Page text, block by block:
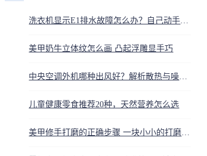
美甲奶牛立体纹怎么画 凸起浮雕显手巧
儿童健康零食推荐20种，天然营养怎么选